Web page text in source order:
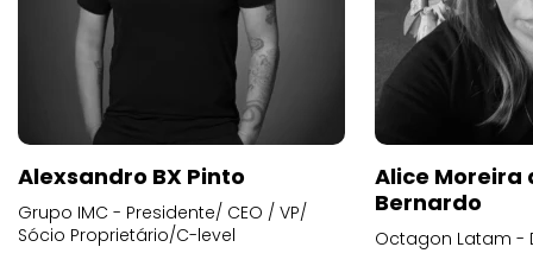
Alexsandro BX Pinto
Grupo IMC - Presidente/ CEO / VP/
Sócio Proprietário/C-level
Alice
Bernardo
Octagon Latam -